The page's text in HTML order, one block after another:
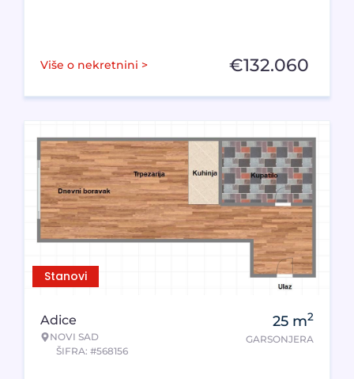
Više o nekretnini > €132.060
Stanovi
Adice
NOVI SAD
ŠIFRA: #568156
25 m2
GARSONJERA